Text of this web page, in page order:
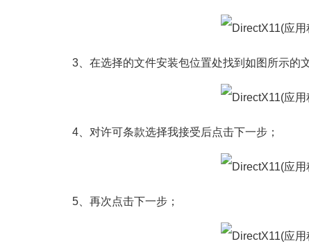
3、在选择的文件安装包位置处找到如图所示的文
4、对许可条款选择我接受后点击下一步；
5、再次点击下一步；